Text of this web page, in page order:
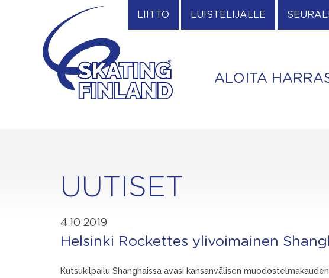
LIITTO LUISTELIJALLE
ALOITA
UUTISET
4.10.2019
Helsinki Rockettes ylivoimainen
Kutsukilpailu Shanghaissa avasi kansanvälisen